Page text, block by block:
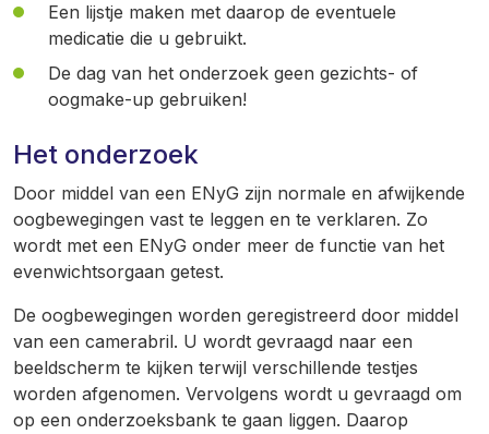
Een lijstje maken met daarop de eventuele
medicatie die u gebruikt.
De dag van het onderzoek geen gezichts- of
oogmake-up gebruiken!
Het onderzoek
Door middel van een ENyG zijn normale en afwijkende
oogbewegingen vast te leggen en te verklaren. Zo
wordt met een ENyG onder meer de functie van het
evenwichtsorgaan getest.
De oogbewegingen worden geregistreerd door middel
van een camerabril. U wordt gevraagd naar een
beeldscherm te kijken terwijl verschillende testjes
worden afgenomen. Vervolgens wordt u gevraagd om
op een onderzoeksbank te gaan liggen. Daarop